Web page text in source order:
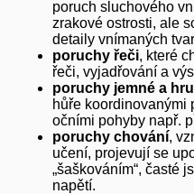
poruch sluchového
zrakové ostrosti, ale
detaily vnímaných
poruchy řeči, které
řeči, vyjadřování a
poruchy jemné a
hůře koordinovanými
očními pohyby např.
poruchy chování,
učení, projevují se
„šaškováním“, časté
napětí.